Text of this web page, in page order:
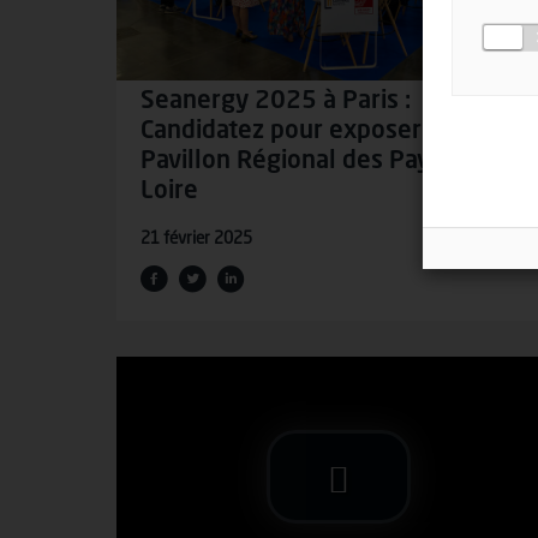
Seanergy 2025 à Paris :
Candidatez pour exposer sur le
Pavillon Régional des Pays de la
Loire
21 février 2025